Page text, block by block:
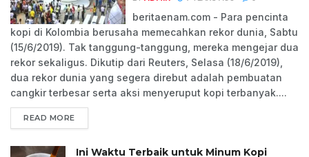
beritaenam.com - Para pencinta
kopi di Kolombia berusaha memecahkan rekor dunia, Sabtu
(15/6/2019). Tak tanggung-tanggung, mereka mengejar dua
rekor sekaligus. Dikutip dari Reuters, Selasa (18/6/2019),
dua rekor dunia yang segera direbut adalah pembuatan
cangkir terbesar serta aksi menyeruput kopi terbanyak....
READ MORE
Ini Waktu Terbaik untuk Minum Kopi